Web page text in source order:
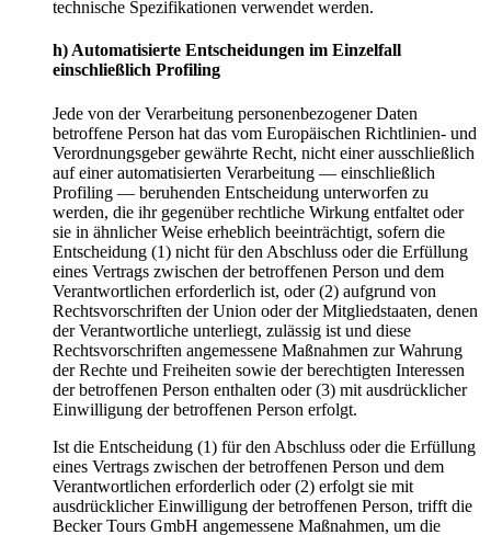
technische Spezifikationen verwendet werden.
h) Automatisierte Entscheidungen im Einzelfall
einschließlich Profiling
Jede von der Verarbeitung personenbezogener Daten
betroffene Person hat das vom Europäischen Richtlinien- und
Verordnungsgeber gewährte Recht, nicht einer ausschließlich
auf einer automatisierten Verarbeitung — einschließlich
Profiling — beruhenden Entscheidung unterworfen zu
werden, die ihr gegenüber rechtliche Wirkung entfaltet oder
sie in ähnlicher Weise erheblich beeinträchtigt, sofern die
Entscheidung (1) nicht für den Abschluss oder die Erfüllung
eines Vertrags zwischen der betroffenen Person und dem
Verantwortlichen erforderlich ist, oder (2) aufgrund von
Rechtsvorschriften der Union oder der Mitgliedstaaten, denen
der Verantwortliche unterliegt, zulässig ist und diese
Rechtsvorschriften angemessene Maßnahmen zur Wahrung
der Rechte und Freiheiten sowie der berechtigten Interessen
der betroffenen Person enthalten oder (3) mit ausdrücklicher
Einwilligung der betroffenen Person erfolgt.
Ist die Entscheidung (1) für den Abschluss oder die Erfüllung
eines Vertrags zwischen der betroffenen Person und dem
Verantwortlichen erforderlich oder (2) erfolgt sie mit
ausdrücklicher Einwilligung der betroffenen Person, trifft die
Becker Tours GmbH angemessene Maßnahmen, um die